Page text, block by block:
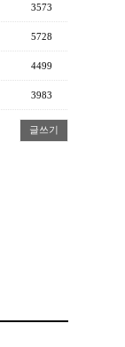
3573
5728
4499
3983
글쓰기